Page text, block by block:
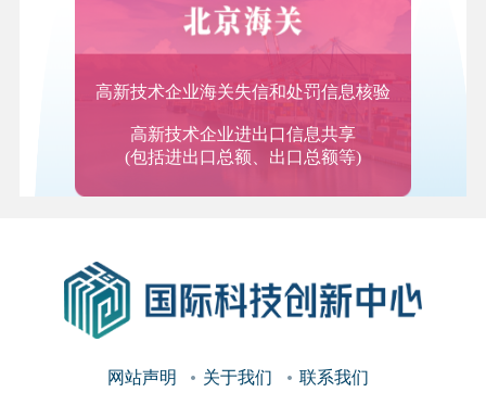
务；系统运营维护服务，包括系统运行检测监控、故
障定位与排除、性能管理、优化升级等。
2.数据服务
询、清洗、整理、应用服务，数据增值服务，提供其
他未分类数据处理服务。
物理学、化学、生物学、基因学、工程学、医学、农
业科学、环境科学、人类地理科学、经济学和人文科
4.工业设计服务
高新技术企业海关失信和处罚信息核验
高新技术企业进出口信息共享
(包括进出口总额、出口总额等)
网站声明 关于我们 联系我们